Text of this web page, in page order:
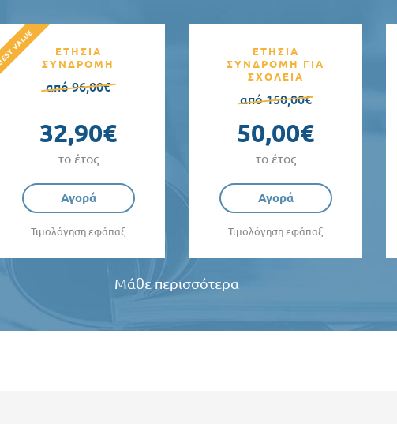
ΕΤΗΣΙΑ
ΣΥΝΔΡΟΜΗ
από 96,00€
32,90€
το έτος
Αγορά
Τιμολόγηση εφάπαξ
ΕΤΗΣΙΑ
ΣΥΝΔΡΟΜΗ ΓΙΑ
ΣΧΟΛΕΙΑ
από 150,00€
50,00€
το έτος
Αγορά
Τιμολόγηση εφάπαξ
Μάθε περισσότερα